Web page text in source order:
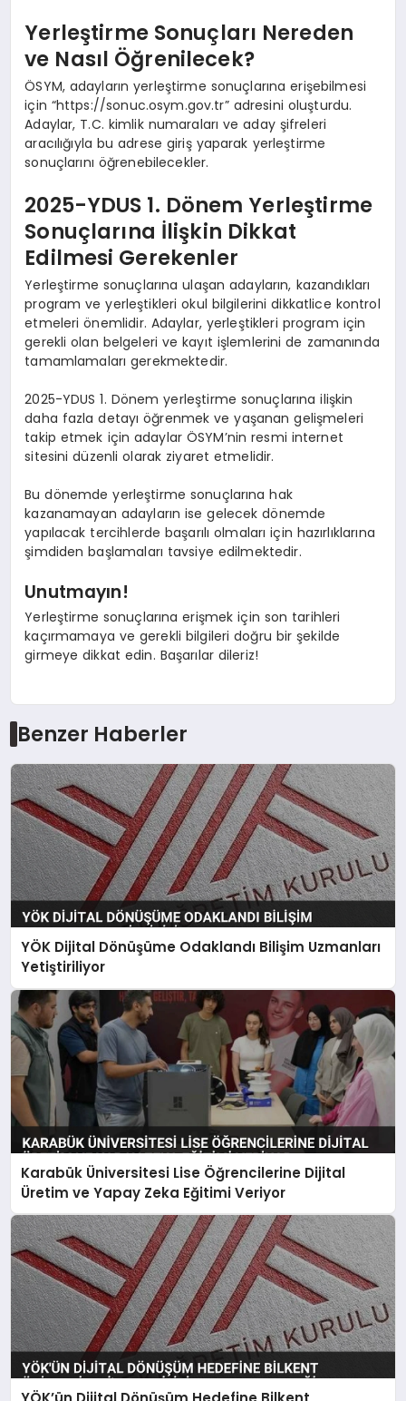
Yerleştirme Sonuçları Nereden
ve Nasıl Öğrenilecek?
ÖSYM, adayların yerleştirme sonuçlarına erişebilmesi
için “https://sonuc.osym.gov.tr” adresini oluşturdu.
Adaylar, T.C. kimlik numaraları ve aday şifreleri
aracılığıyla bu adrese giriş yaparak yerleştirme
sonuçlarını öğrenebilecekler.
2025-YDUS 1. Dönem Yerleştirme
Sonuçlarına İlişkin Dikkat
Edilmesi Gerekenler
Yerleştirme sonuçlarına ulaşan adayların, kazandıkları
program ve yerleştikleri okul bilgilerini dikkatlice kontrol
etmeleri önemlidir. Adaylar, yerleştikleri program için
gerekli olan belgeleri ve kayıt işlemlerini de zamanında
tamamlamaları gerekmektedir.
2025-YDUS 1. Dönem yerleştirme sonuçlarına ilişkin
daha fazla detayı öğrenmek ve yaşanan gelişmeleri
takip etmek için adaylar ÖSYM’nin resmi internet
sitesini düzenli olarak ziyaret etmelidir.
Bu dönemde yerleştirme sonuçlarına hak
kazanamayan adayların ise gelecek dönemde
yapılacak tercihlerde başarılı olmaları için hazırlıklarına
şimdiden başlamaları tavsiye edilmektedir.
Unutmayın!
Yerleştirme sonuçlarına erişmek için son tarihleri
kaçırmamaya ve gerekli bilgileri doğru bir şekilde
girmeye dikkat edin. Başarılar dileriz!
Benzer Haberler
YÖK Dijital Dönüşüme Odaklandı Bilişim Uzmanları
Yetiştiriliyor
Karabük Üniversitesi Lise Öğrencilerine Dijital
Üretim ve Yapay Zeka Eğitimi Veriyor